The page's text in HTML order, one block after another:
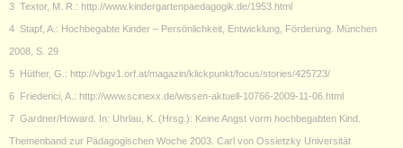
3 Textor, M. R.: http://www.kindergartenpaedagogik.de/1953.html
4 Stapf, A.: Hochbegabte Kinder – Persönlichkeit, Entwicklung, Förderung. München
2008, S. 29
5 Hüther, G.: http://vbgv1.orf.at/magazin/klickpunkt/focus/stories/425723/
6 Friederici, A.: http://www.scinexx.de/wissen-aktuell-10766-2009-11-06.html
7 Gardner/Howard. In: Uhrlau, K. (Hrsg.): Keine Angst vorm hochbegabten Kind.
Themenband zur Pädagogischen Woche 2003. Carl von Ossietzky Universität